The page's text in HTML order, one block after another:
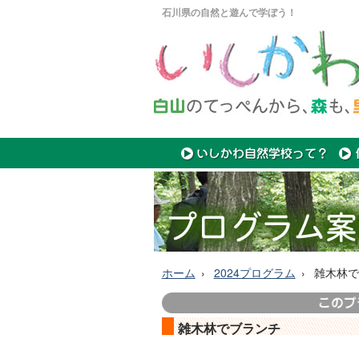
石川県の自然と遊んで学ぼう！
ホーム 2024プログラム 雑木林
雑木林でブランチ